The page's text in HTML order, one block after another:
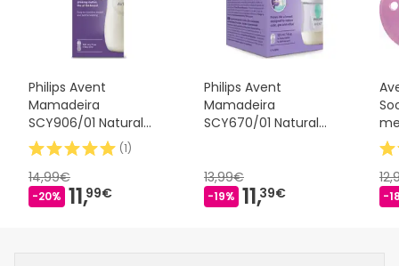
Philips Avent
Mamadeira
SCY906/01 Natural
Response 330ml
(1)
14,99€
-20% 11,99€
Philips Avent
Mamadeira
SCY670/01 Natural
13,99€
-19% 11,39€ -